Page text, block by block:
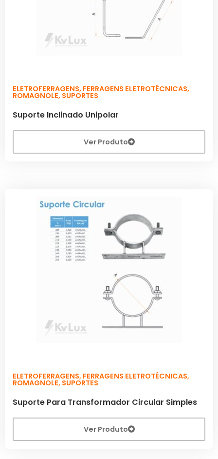
ELETROFERRAGENS, FERRAGENS ELETROTÉCNICAS,
ROMAGNOLE, SUPORTES
Suporte Inclinado Unipolar
Ver Produto
ELETROFERRAGENS, FERRAGENS ELETROTÉCNICAS,
ROMAGNOLE, SUPORTES
Suporte Para Transformador Circular Simples
Ver Produto